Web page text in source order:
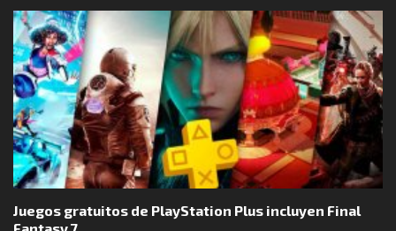
Juegos gratuitos de PlayStation Plus incluyen Final